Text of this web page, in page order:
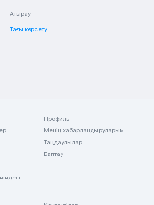
Атырау
Тағы көрсету
Профиль
Менің хабарландыруларым
Таңдаулылар
Баптау